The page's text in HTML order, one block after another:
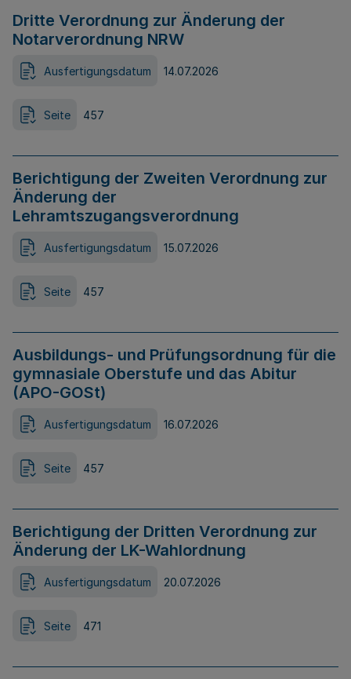
Dritte Verordnung zur Änderung der
Notarverordnung NRW
Ausfertigungsdatum 14.07.2026
Seite 457
Berichtigung der Zweiten Verordnung zur
Änderung der
Lehramtszugangsverordnung
Ausfertigungsdatum 15.07.2026
Seite 457
Ausbildungs- und Prüfungsordnung für die
gymnasiale Oberstufe und das Abitur
(APO-GOSt)
Ausfertigungsdatum 16.07.2026
Seite 457
Berichtigung der Dritten Verordnung zur
Änderung der LK-Wahlordnung
Ausfertigungsdatum 20.07.2026
Seite 471